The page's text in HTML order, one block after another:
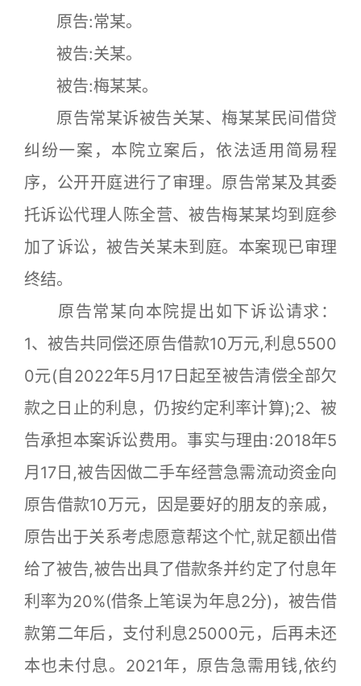
原告:常某。
被告:关某。
被告:梅某某。
原告常某诉被告关某、梅某某民间借贷
纠纷一案，本院立案后，依法适用简易程
序，公开开庭进行了审理。原告常某及其委
托诉讼代理人陈全营、被告梅某某均到庭参
加了诉讼，被告关某未到庭。本案现已审理
终结。
原告常某向本院提出如下诉讼请求：
1、被告共同偿还原告借款10万元,利息5500
0元(自2022年5月17日起至被告清偿全部欠
款之日止的利息，仍按约定利率计算);2、被
告承担本案诉讼费用。事实与理由:2018年5
月17日,被告因做二手车经营急需流动资金向
原告借款10万元，因是要好的朋友的亲戚，
原告出于关系考虑愿意帮这个忙,就足额出借
给了被告,被告出具了借款条并约定了付息年
利率为20%(借条上笔误为年息2分)，被告借
款第二年后，支付利息25000元，后再未还
本也未付息。2021年，原告急需用钱,依约